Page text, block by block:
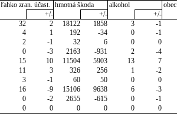
ľahko zran. účast. hmotná škoda alkohol
obec
+/- +/- +/-
32 2 18122 1858 3 -1
4 1 192 -34 0 -1
2 -1 32 6 0 0
0 -3 2163 -931 2 -4
15 10 11504 5903 13 7
11 3 326 256 1 -2
3 -1 60 50 0 0
16 -9 15106 9638 6 -3
0 -2 2655 -615 0 -1
0 0 0 0 0 0